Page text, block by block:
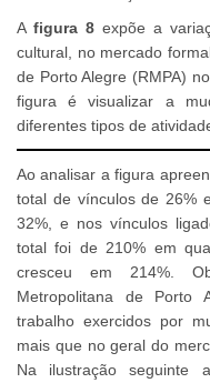
Afigura 8 expõe a
cultural, no mercado
de Porto Alegre (RMPA)
figura é visualizar a
diferentes tipos de
Ao analisar a figura
total de vínculos de 26%
32%, e nos vínculos
total foi de 210% em
cresceu em 214%.
Metropolitana de Porto
trabalho exercidos por
mais que no geral do
Na ilustração seguinte